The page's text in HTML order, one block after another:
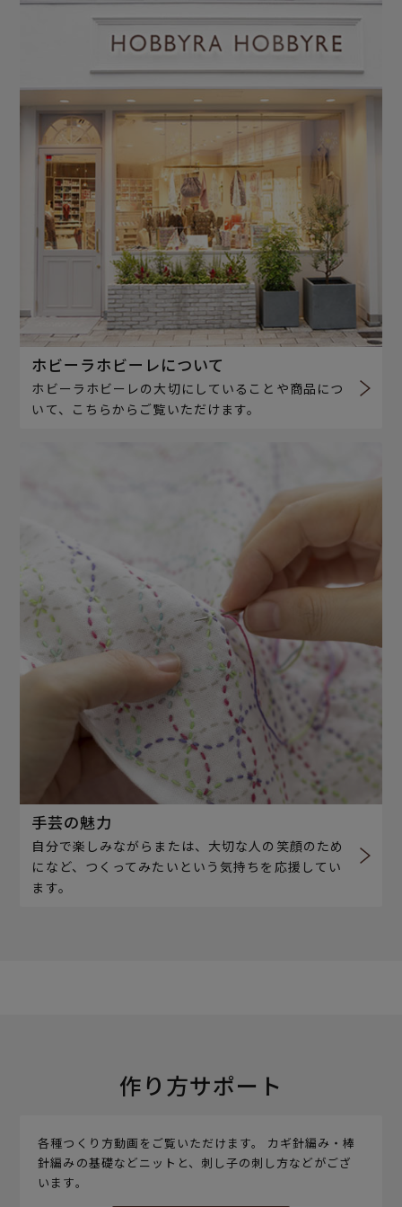
ホビーラホビーレについて
ホビーラホビーレの大切にしていることや商品につ
いて、こちらからご覧いただけます。
手芸の魅力
自分で楽しみながらまたは、大切な人の笑顔のため
になど、つくってみたいという気持ちを応援してい
ます。
作り方サポート
各種つくり方動画をご覧いただけます。 カギ針編み・棒
針編みの基礎などニットと、刺し子の刺し方などがござ
います。